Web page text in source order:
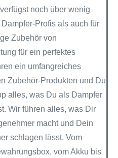
noch über wenig
Profis als auch für
Zubehör von
für ein perfektes
ein umfangreiches
Zubehör-Produkten und Du
alles, was Du als Dampfer
Wir führen alles, was Dir
macht und Dein
schlagen lässt. Vom
vom Akku bis